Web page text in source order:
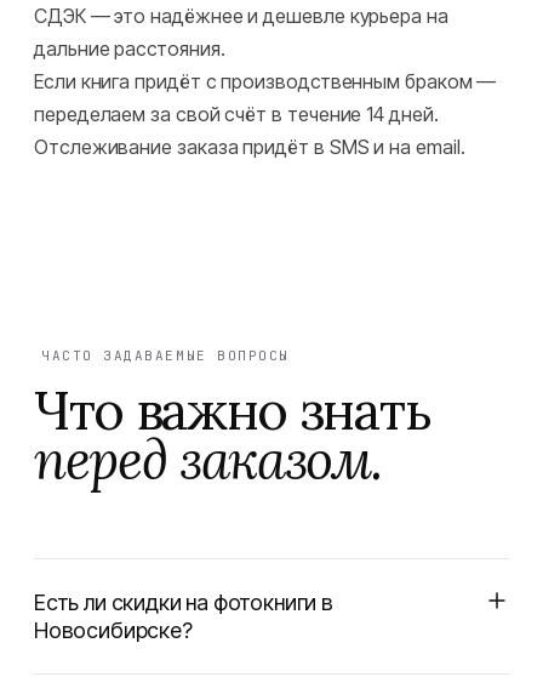
СДЭК — это надёжнее и дешевле курьера на
дальние расстояния.
Если книга придёт с производственным браком —
переделаем за свой счёт в течение 14 дней.
Отслеживание заказа придёт в SMS и на email.
ЧАСТО ЗАДАВАЕМЫЕ ВОПРОСЫ
Что важно знать
перед заказом.
Есть ли скидки на фотокниги в
Новосибирске?